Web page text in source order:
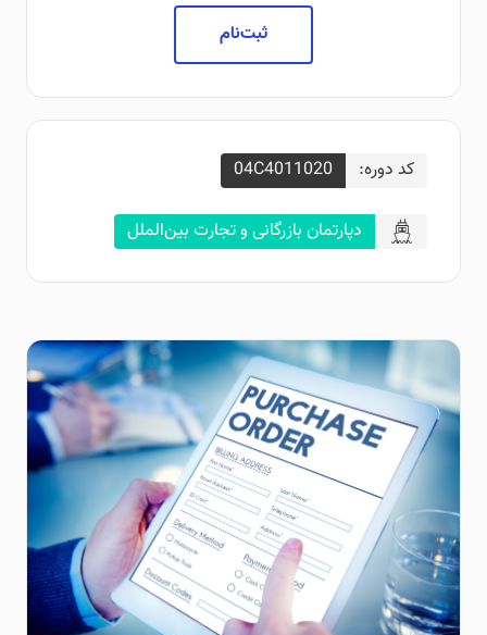
ثبت‌نام
کد دوره: 04C4011020
دپارتمان بازرگانی و تجارت بین‌الملل